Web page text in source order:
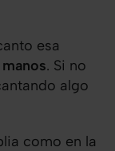
esa
. Si no
algo
como en la